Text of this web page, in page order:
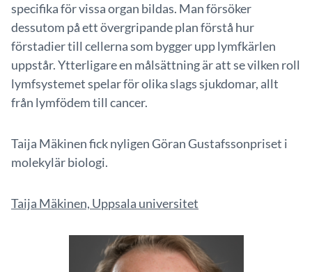
specifika för vissa organ bildas. Man försöker
dessutom på ett övergripande plan förstå hur
förstadier till cellerna som bygger upp lymfkärlen
uppstår. Ytterligare en målsättning är att se vilken roll
lymfsystemet spelar för olika slags sjukdomar, allt
från lymfödem till cancer.
Taija Mäkinen fick nyligen Göran Gustafssonpriset i
molekylär biologi.
Taija Mäkinen, Uppsala universitet